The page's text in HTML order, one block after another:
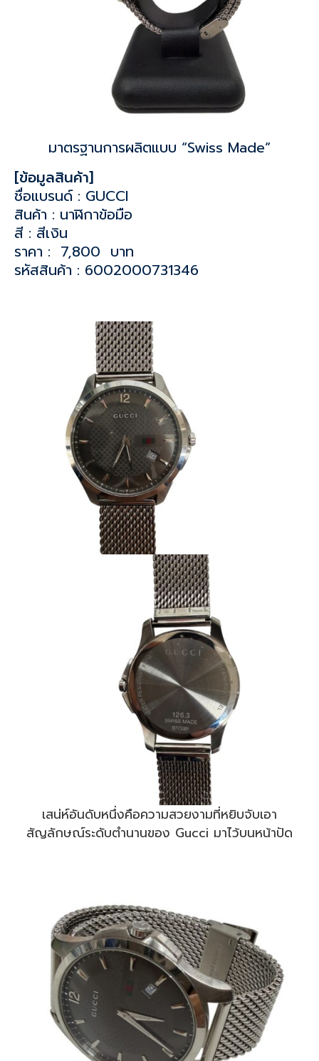
มาตรฐานการผลิตแบบ “Swiss Made”
[ข้อมูลสินค้า]
ชื่อแบรนด์ : GUCCI
สินค้า : นาฬิกาข้อมือ
สี : สีเงิน
ราคา : 7,800 บาท
รหัสสินค้า : 6002000731346
เสน่ห์อันดับหนึ่งคือความสวยงามที่หยิบจับเอา
สัญลักษณ์ระดับตำนานของ Gucci มาไว้บนหน้าปัด